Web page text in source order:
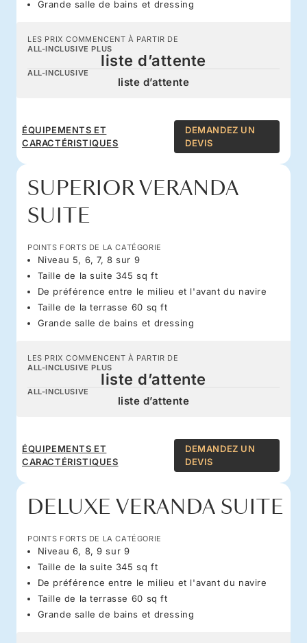
Grande salle de bains et dressing
LES PRIX COMMENCENT À PARTIR DE
ALL-INCLUSIVE PLUS
liste d’attente
ALL-INCLUSIVE
liste d’attente
ÉQUIPEMENTS ET
CARACTÉRISTIQUES
DEMANDEZ UN
DEVIS
SUPERIOR VERANDA
SUITE
POINTS FORTS DE LA CATÉGORIE
Niveau 5, 6, 7, 8 sur 9
Taille de la suite 345 sq ft
De préférence entre le milieu et l'avant du navire
Taille de la terrasse 60 sq ft
Grande salle de bains et dressing
LES PRIX COMMENCENT À PARTIR DE
ALL-INCLUSIVE PLUS
liste d’attente
ALL-INCLUSIVE
liste d’attente
ÉQUIPEMENTS ET
CARACTÉRISTIQUES
DEMANDEZ UN
DEVIS
DELUXE VERANDA SUITE
POINTS FORTS DE LA CATÉGORIE
Niveau 6, 8, 9 sur 9
Taille de la suite 345 sq ft
De préférence entre le milieu et l'avant du navire
Taille de la terrasse 60 sq ft
Grande salle de bains et dressing